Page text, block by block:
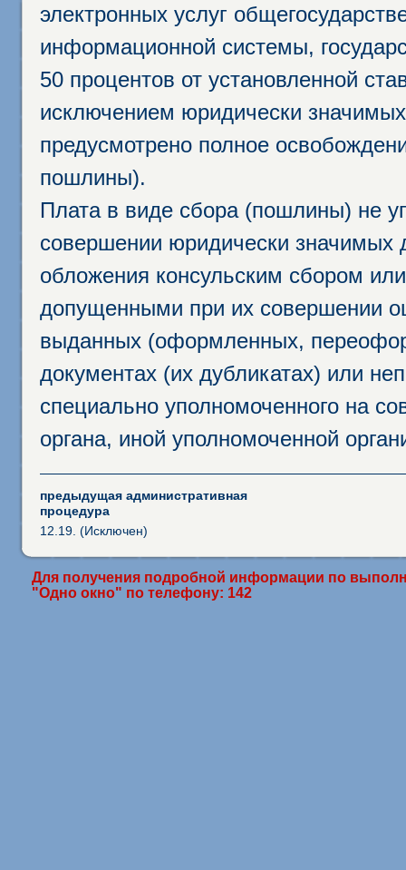
электронных услуг
информационной системы,
50 процентов от установленной
исключением юридически
предусмотрено полное
пошлины).
Плата в виде сбора (пошлины) не
совершении юридически
обложения консульским сбором
допущенными при их совершении
выданных (оформленных,
документах (их дубликатах) или
специально уполномоченного на
органа, иной уполномоченной
предыдущая административная
процедура
12.19. (Исключен)
Для получения подробной информации по
"Одно окно" по телефону: 142